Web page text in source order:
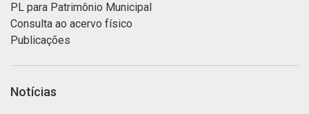
PL para Patrimônio Municipal
Consulta ao acervo físico
Publicações
Notícias